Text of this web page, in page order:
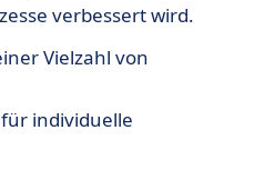
verbessert wird.
Vielzahl von
individuelle